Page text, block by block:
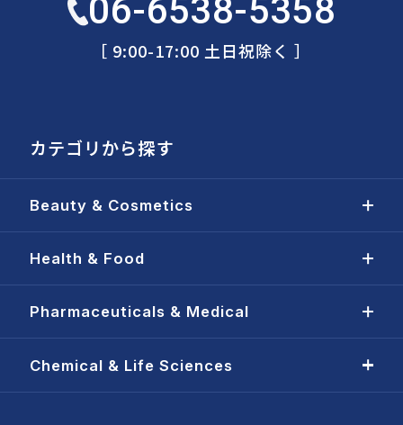
06-6538-5358
［ 9:00-17:00 土日祝除く ］
カテゴリから探す
Beauty & Cosmetics
Health & Food
Pharmaceuticals & Medical
Chemical & Life Sciences